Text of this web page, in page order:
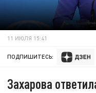
11 ИЮЛЯ 15:41
ПОДПИШИТЕСЬ:
Захарова